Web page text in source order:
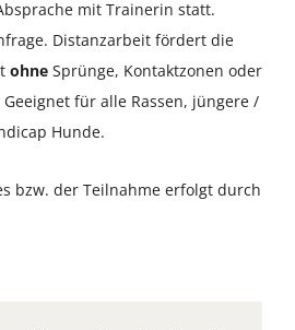
mit Trainerin statt.
Distanzarbeit fördert die
ohne Sprünge, Kontaktzonen oder
für alle Rassen, jüngere /
Hunde.
bzw. der Teilnahme erfolgt durch